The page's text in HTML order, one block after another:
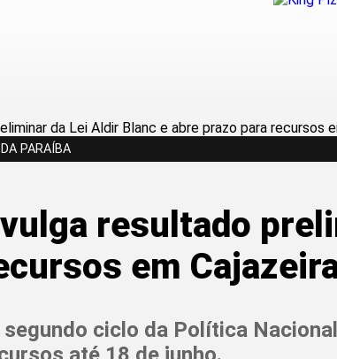
PARAÍBA
resultado
em
ciclo da Política